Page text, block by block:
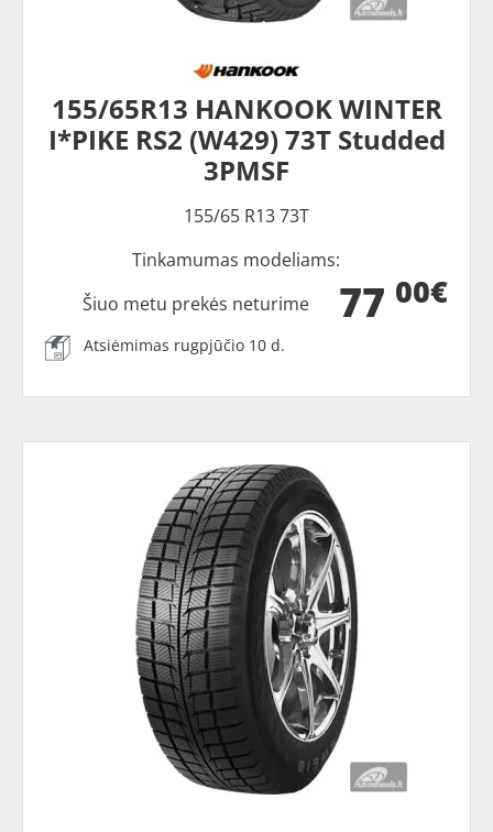
155/65R13 HANKOOK WINTER
I*PIKE RS2 (W429) 73T Studded
3PMSF
155/65 R13 73T
Tinkamumas modeliams:
77 00€
Šiuo metu prekės neturime
Atsiėmimas rugpjūčio 10 d.